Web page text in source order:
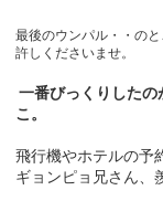
最後のウンパル・・の
許しくださいませ。
一番びっくりしたの
こ。
飛行機やホテルの予
ギョンピョ兄さん、